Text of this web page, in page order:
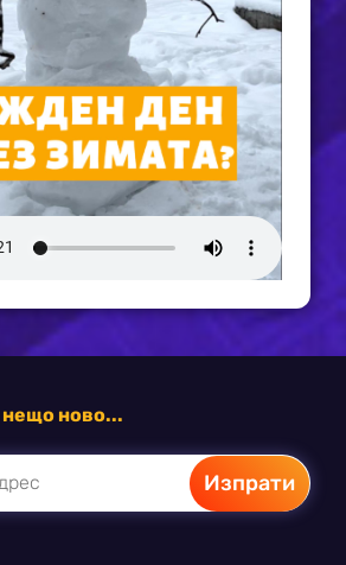
нещо ново...